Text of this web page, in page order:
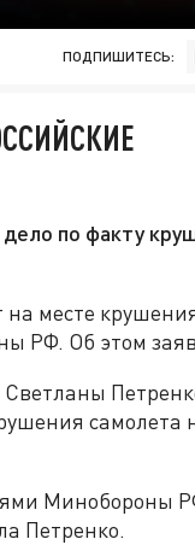
ПОДПИШИТЕСЬ:
по факту
месте
РФ. Об этом
самолета
Минобороны
Петренко.